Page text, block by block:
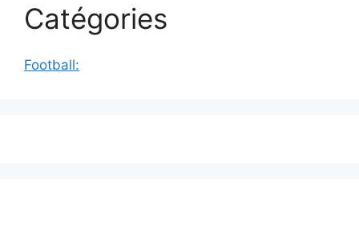
Catégories
Football: